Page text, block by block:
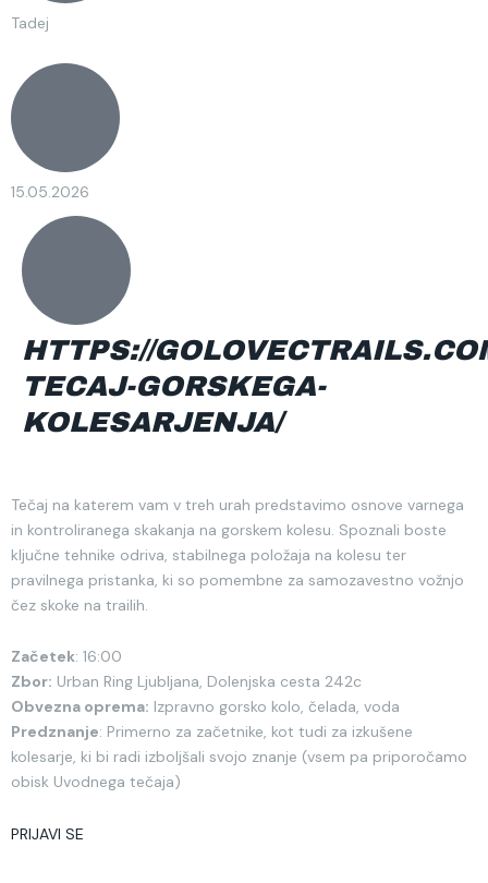
Tadej
15.05.2026
HTTPS://
TECAJ-GORSKEGA-
KOLESARJENJA/
Tečaj na katerem vam v treh urah predstavimo osnove varnega
in kontroliranega skakanja na gorskem kolesu. Spoznali boste
ključne tehnike odriva, stabilnega položaja na kolesu ter
pravilnega pristanka, ki so pomembne za samozavestno vožnjo
čez skoke na trailih.
Začetek: 16:00
Zbor: Urban Ring Ljubljana, Dolenjska cesta 242c
Obvezna oprema: Izpravno gorsko kolo, čelada, voda
Predznanje: Primerno za začetnike, kot tudi za izkušene
kolesarje, ki bi radi izboljšali svojo znanje (vsem pa priporočamo
obisk Uvodnega tečaja)
PRIJAVI SE